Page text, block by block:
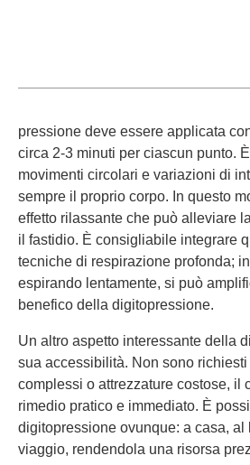
pressione deve essere applicata
circa 2-3 minuti per ciascun punto.
movimenti circolari e variazioni di
sempre il proprio corpo. In questo
effetto rilassante che può alleviare
il fastidio. È consigliabile integrare
tecniche di respirazione profonda;
espirando lentamente, si può
benefico della digitopressione.
Un altro aspetto interessante della
sua accessibilità. Non sono richiesti
complessi o attrezzature costose, il
rimedio pratico e immediato. È
digitopressione ovunque: a casa, al
viaggio, rendendola una risorsa